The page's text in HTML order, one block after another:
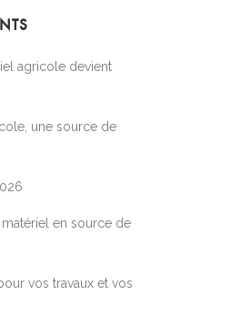
agricole devient
une source de
en source de
vos travaux et vos